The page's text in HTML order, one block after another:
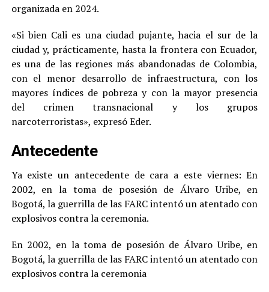
organizada en 2024.
«Si bien Cali es una ciudad pujante, hacia el sur de la
ciudad y, prácticamente, hasta la frontera con Ecuador,
es una de las regiones más abandonadas de Colombia,
con el menor desarrollo de infraestructura, con los
mayores índices de pobreza y con la mayor presencia
del crimen transnacional y los grupos
narcoterroristas», expresó Eder.
Antecedente
Ya existe un antecedente de cara a este viernes: En
2002, en la toma de posesión de Álvaro Uribe, en
Bogotá, la guerrilla de las FARC intentó un atentado con
explosivos contra la ceremonia.
En 2002, en la toma de posesión de Álvaro Uribe, en
Bogotá, la guerrilla de las FARC intentó un atentado con
explosivos contra la ceremonia